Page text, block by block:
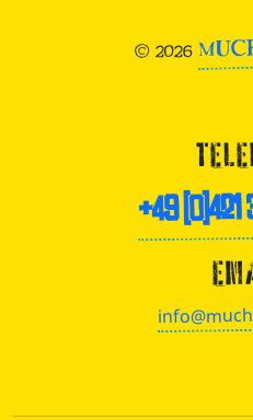
© 2026
+49 (0)421